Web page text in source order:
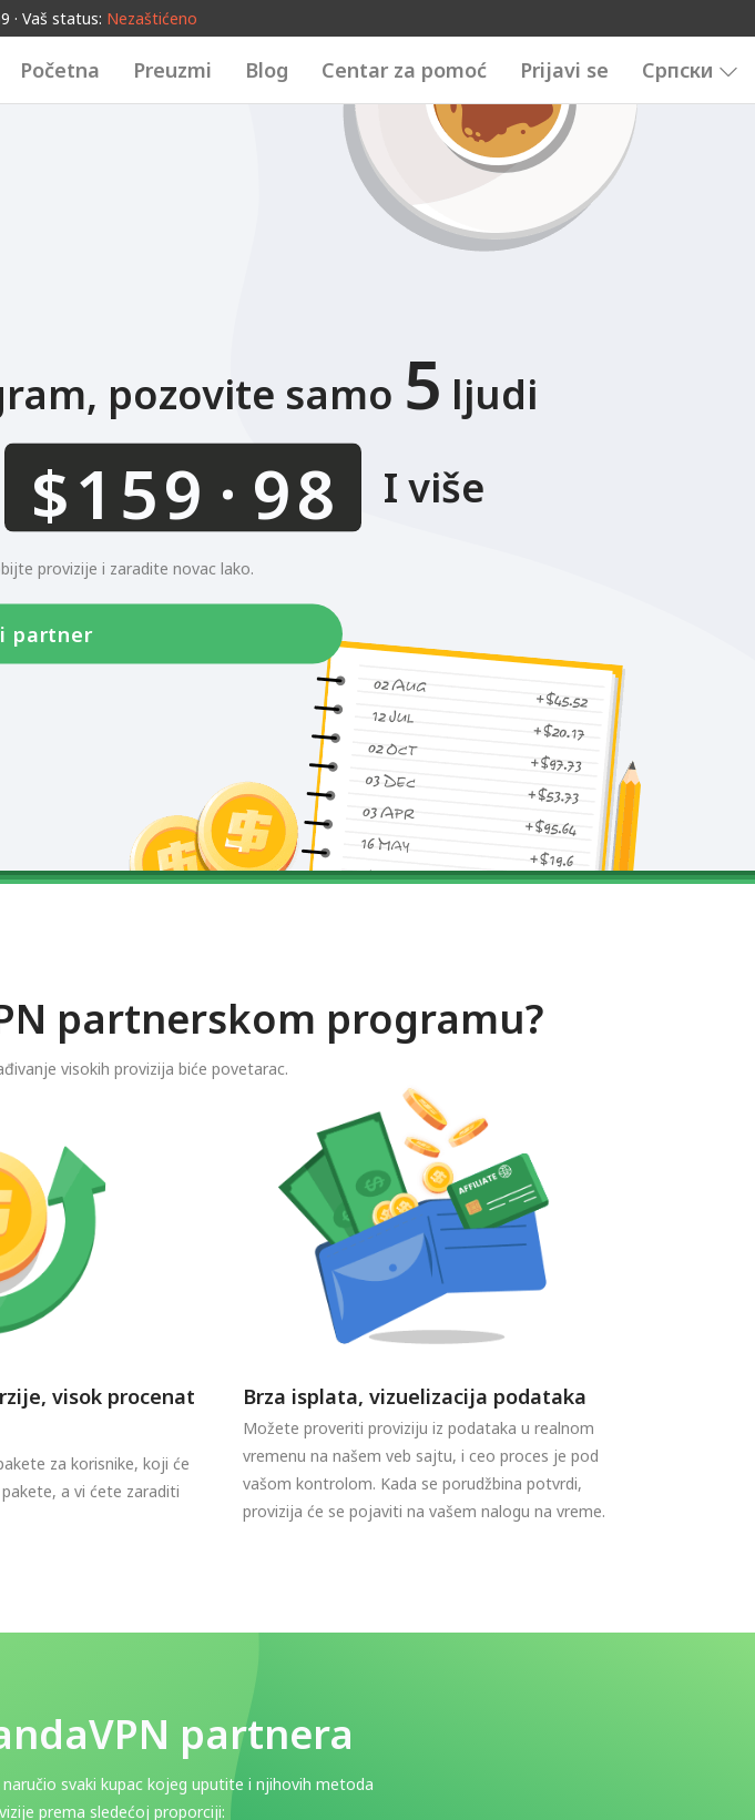
· Vaš status: Nezaštićeno
Početna Preuzmi Blog Centar za pomoć Prijavi se Српски
pozovite samo 5 ljudi
$
01234567890123456789. I više
provizije i zaradite novac lako.
partner
partnerskom programu?
visokih provizija biće povetarac.
visok procenat
za korisnike, koji će
a vi ćete zaraditi
Brza isplata, vizuelizacija podataka
Možete proveriti proviziju iz podataka u realnom
vremenu na našem veb sajtu, i ceo proces je pod
vašom kontrolom. Kada se porudžbina potvrdi,
provizija će se pojaviti na vašem nalogu na vreme.
partnera
svaki kupac kojeg uputite i njihovih metoda
prema sledećoj proporciji: